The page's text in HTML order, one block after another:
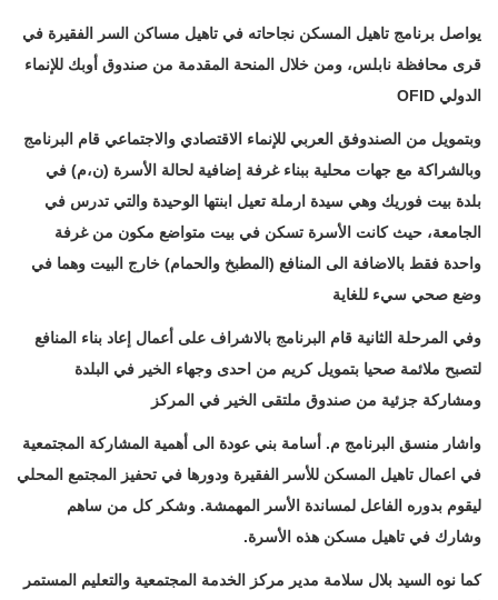
يواصل برنامج تاهيل المسكن نجاحاته في تاهيل مساكن السر الفقيرة في
قرى محافظة نابلس، ‏ومن خلال المنحة المقدمة من صندوق أوبك للإنماء
الدولي
وبتمويل من الصندوفق العربي للإنماء الاقتصادي والاجتماعي قام البرنامج
وبالشراكة مع جهات ‏محلية ببناء غرفة إضافية لحالة الأسرة (ن،م) في
بلدة بيت فوريك وهي سيدة ارملة تعيل ابنتها ‏الوحيدة والتي تدرس في
الجامعة، حيث كانت الأسرة تسكن في بيت متواضع مكون من غرفة
‏واحدة فقط بالاضافة الى المنافع (المطبخ والحمام) خارج البيت وهما في
وضع صحي سيء ‏للغاية
وفي المرحلة الثانية قام البرنامج بالاشراف على أعمال إعاد بناء المنافع
لتصبح ملائمة صحيا ‏بتمويل كريم من احدى وجهاء الخير في البلدة
ومشاركة جزئية من صندوق ملتقى الخير في ‏المركز
واشار منسق البرنامج م. أسامة بني عودة الى أهمية المشاركة المجتمعية
في اعمال تاهيل ‏المسكن للأسر الفقيرة ودورها في تحفيز المجتمع المحلي
ليقوم بدوره الفاعل لمساندة الأسر ‏المهمشة. وشكر كل من ساهم
وشارك في تاهيل مسكن هذه الأسرة.
كما نوه السيد بلال سلامة مدير مركز الخدمة المجتمعية والتعليم المستمر